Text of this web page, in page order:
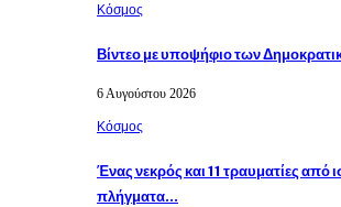
Κόσμος
Βίντεο με υποψήφιο των
6 Αυγούστου 2026
Κόσμος
Ένας νεκρός και 11 τραυματίες από
πλήγματα…